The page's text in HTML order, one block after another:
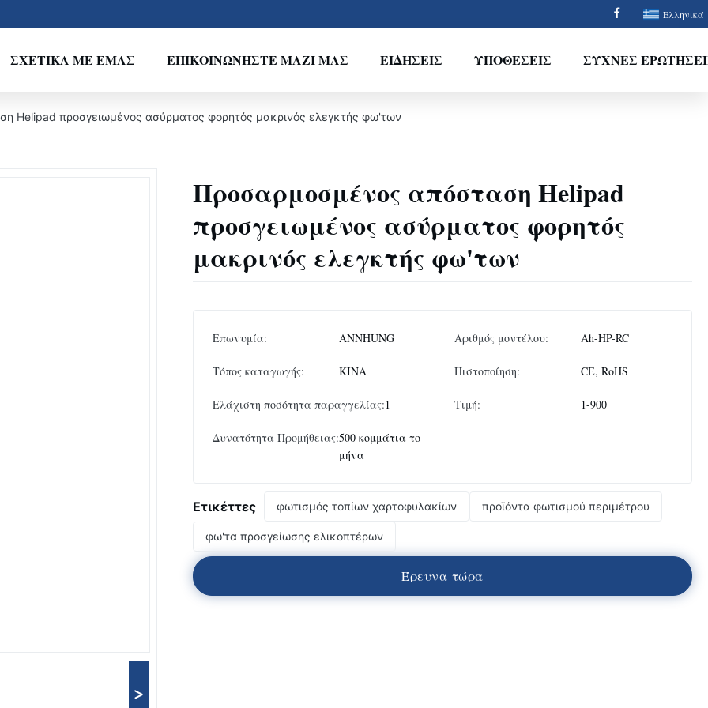
Ελληνικά
ΣΧΕΤΙΚΆ ΜΕ ΕΜΆΣ ΕΠΙΚΟΙΝΩΝΉΣΤΕ ΜΑΖΊ ΜΑΣ ΕΙΔΉΣΕΙΣ ΥΠΟΘΈΣΕΙΣ ΣΥΧΝΈΣ
Helipad προσγειωμένος ασύρματος φορητός μακρινός ελεγκτής φω'των
>
Προσαρμοσμένος απόσταση Helipad
προσγειωμένος ασύρματος φορητός
μακρινός ελεγκτής φω'των
Επωνυμία: ANNHUNG Αριθμός μοντέλου: Ah-HP-RC
Τόπος καταγωγής: ΚΙΝΑ Πιστοποίηση: CE, RoHS
Ελάχιστη ποσότητα παραγγελίας:1 Τιμή: 1-900
Δυνατότητα Προμήθειας:500 κομμάτια το
μήνα
Ετικέττες φωτισμός τοπίων χαρτοφυλακίων προϊόντα φωτισμού περιμέτρου
φω'τα προσγείωσης ελικοπτέρων
Έρευνα τώρα